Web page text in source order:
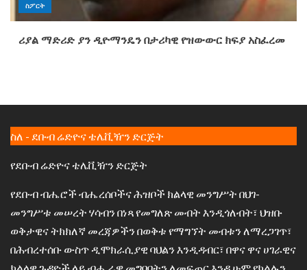
ስፖርት
ሪያል ማድሪድ ያን ዲዮማንዴን በታሪካዊ የዝውውር ክፍያ አስፈረመ
ስለ - ደቡብ ሬድዮና ቴሌቪዥን ድርጅት
የደቡብ ሬድዮና ቴሌቪዥን ድርጅት
የደቡብ ብሔሮች ብሔረሰቦችና ሕዝቦች ክልላዊ መንግሥት በህገ-
መንግሥቱ መሠረት ሃሳብን በነጻ የመግለጽ መብት እንዲጎለብት፣ ህዝቡ
ወቅታዊና ትክክለኛ መረጃዎችን በወቅቱ የማግኘት መብቱን ለማረጋገጥ፣
በሕብረተሰቡ ውስጥ ዲሞክራሲያዊ ባህልን እንዲዳብር፣ በዋና ዋና ሀገራዊና
ክልላዊ ጉዳዮች ላይ ብሔራዊ መግባባትን ለመፍጠር እንዲሁም የክልሉን